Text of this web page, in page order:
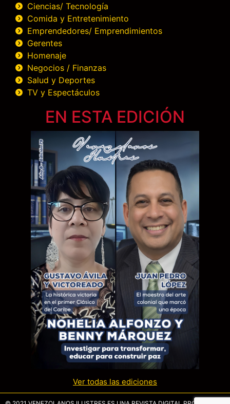
Ciencias/ Tecnología
Comida y Entretenimiento
Emprendedores/ Emprendimientos
Gerentes
Homenaje
Negocios / Finanzas
Salud y Deportes
TV y Espectáculos
EN ESTA EDICIÓN
Ver todas las ediciones